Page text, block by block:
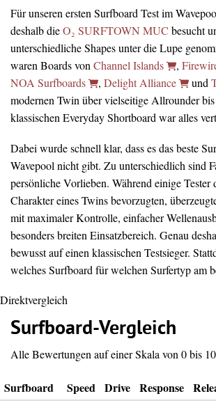
Für unseren ersten Surfboard Test im
deshalb dieO₂ SURFTOWN MUC besucht
unterschiedliche Shapes unter die Lupe
waren Boards vonChannel Islands ,
NOA Surfboards
, Delight Alliance und
modernen Twin über vielseitige Allrounder
klassischen Everyday Shortboard war alles
Dabei wurde schnell klar, dass es das beste
Wavepool nicht gibt. Zu unterschiedlich sind
persönliche Vorlieben. Während einige Tester
Charakter eines Twins bevorzugten,
mit maximaler Kontrolle, einfacher
besonders breiten Einsatzbereich. Genau
bewusst auf einen klassischen Testsieger.
welches Surfboard für welchen Surfertyp am
Direktvergleich
Surfboard-Vergleich
Alle Bewertungen auf einer Skala von 0 bis
Surfboard Speed Drive Response